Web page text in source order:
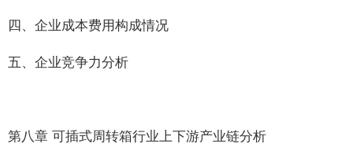
四、企业成本费用构成情况
五、企业竞争力分析
第八章 可插式周转箱行业上下游产业链分析